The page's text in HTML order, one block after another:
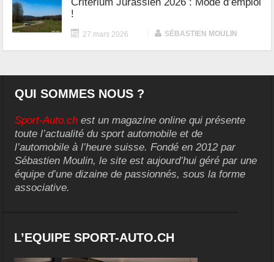
!
27 mars 2026 SÉBASTIEN MOULIN
QUI SOMMES NOUS ?
Sport-Auto.ch est un magazine online qui présente
toute l’actualité du sport automobile et de
l’automobile à l’heure suisse. Fondé en 2012 par
Sébastien Moulin, le site est aujourd’hui géré par une
équipe d’une dizaine de passionnés, sous la forme
associative.
L’EQUIPE SPORT-AUTO.CH